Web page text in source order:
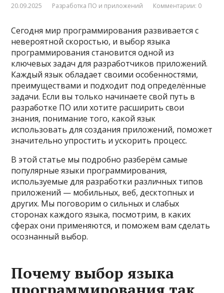
20.09.2025 Разработка ПО и приложений Комментарии: 0
Сегодня мир программирования развивается с
невероятной скоростью, и выбор языка
программирования становится одной из
ключевых задач для разработчиков приложений.
Каждый язык обладает своими особенностями,
преимуществами и подходит под определённые
задачи. Если вы только начинаете свой путь в
разработке ПО или хотите расширить свои
знания, понимание того, какой язык
использовать для создания приложений, поможет
значительно упростить и ускорить процесс.
В этой статье мы подробно разберём самые
популярные языки программирования,
используемые для разработки различных типов
приложений — мобильных, веб, десктопных и
других. Мы поговорим о сильных и слабых
сторонах каждого языка, посмотрим, в каких
сферах они применяются, и поможем вам сделать
осознанный выбор.
Почему выбор языка